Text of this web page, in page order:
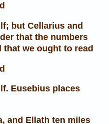
but Cellarius and
that the numbers
that we ought to read
Eusebius places
and Ellath ten miles